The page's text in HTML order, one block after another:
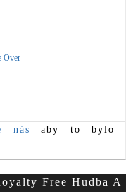
Over
nás
aby to bylo
Free Hudba A